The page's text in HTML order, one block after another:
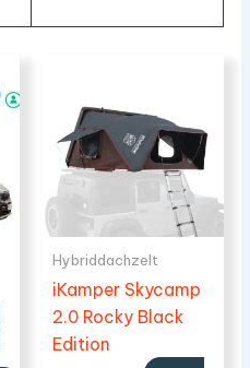
Hybriddachzelt
iKamper Skycamp
2.0 Rocky Black
Edition